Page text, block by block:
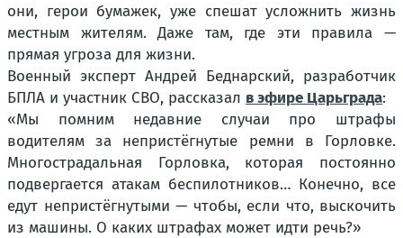
они, герои бумажек, уже спешат усложнить жизнь
местным жителям. Даже там, где эти правила —
прямая угроза для жизни.
Военный эксперт Андрей Беднарский, разработчик
БПЛА и участник СВО, рассказал в эфире Царьграда:
«Мы помним недавние случаи про штрафы
водителям за непристёгнутые ремни в Горловке.
Многострадальная Горловка, которая постоянно
подвергается атакам беспилотников… Конечно, все
едут непристёгнутыми — чтобы, если что, выскочить
из машины. О каких штрафах может идти речь?»